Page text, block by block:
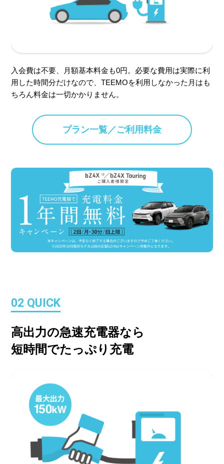
入会費は不要、月額基本料金も0円。必要な費用は実際に利
用した時間分だけなので、TEEMOを利用しなかった月はも
ちろん料金は一切かかりません。
プラン一覧／ご利用料金
02 QUICK
高出力の急速充電器なら
短時間でたっぷり充電